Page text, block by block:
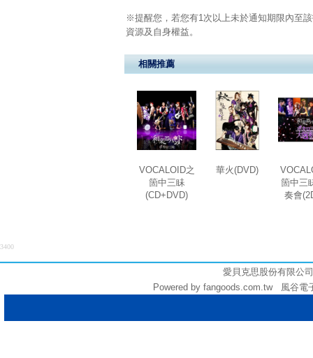
※提醒您，若您有1次以上未於通知期限內至
資源及自身權益。
相關推薦
VOCALOID之
箇中三眛
(CD+DVD)
華火(DVD)
箇中三
奏會
3400
愛貝克思股份有限
Powered by fangoods.com.tw 風谷電子商